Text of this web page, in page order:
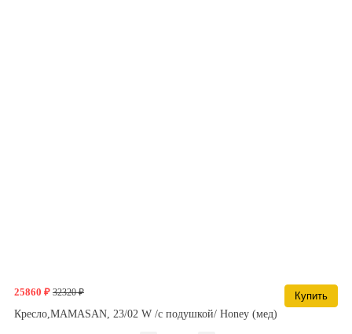
25860 ₽ 32320 ₽
Купить
Кресло,MAMASAN, 23/02 W /с подушкой/ Honey (мед)